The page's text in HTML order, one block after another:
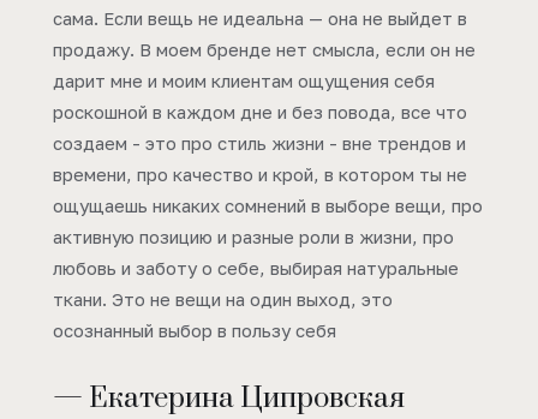
сама. Если вещь не идеальна — она не выйдет в
продажу. В моем бренде нет смысла, если он не
дарит мне и моим клиентам ощущения себя
роскошной в каждом дне и без повода, все что
создаем - это про стиль жизни - вне трендов и
времени, про качество и крой, в котором ты не
ощущаешь никаких сомнений в выборе вещи, про
активную позицию и разные роли в жизни, про
любовь и заботу о себе, выбирая натуральные
ткани. Это не вещи на один выход, это
осознанный выбор в пользу себя
— Екатерина Ципровская